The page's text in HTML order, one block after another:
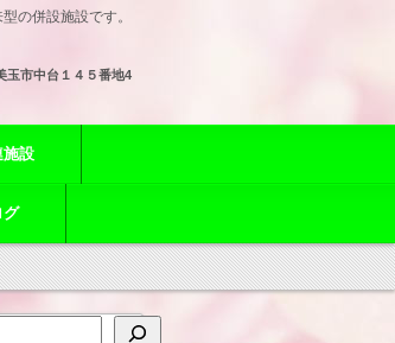
の併設施設です。
玉市中台１４５番地4
施設
グ